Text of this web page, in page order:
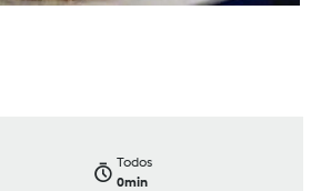
Todos
0min